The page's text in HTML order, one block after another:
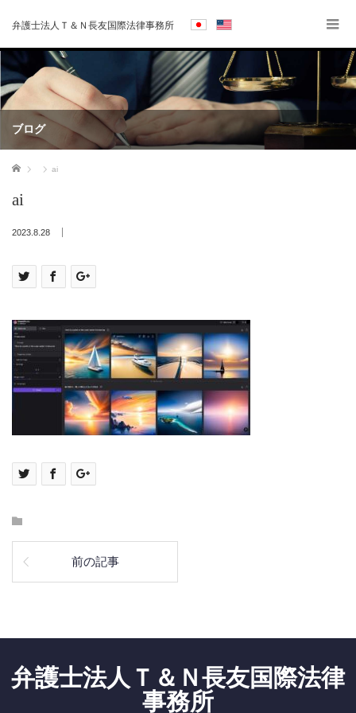
弁護士法人Ｔ＆Ｎ長友国際法律事務所
ブログ
ホーム ai
ai
2023.8.28
前の記事
弁護士法人Ｔ＆Ｎ長友国際法律
事務所